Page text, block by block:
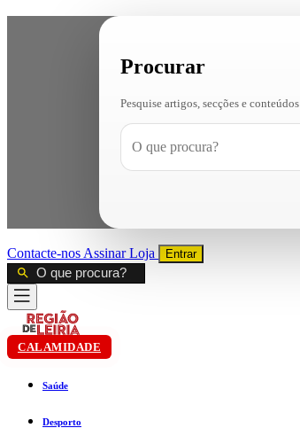
Procurar
Pesquise artigos, secções e conteúdos
Contacte-nos AssinarLoja Entrar
CALAMIDADE
Saúde
Desporto